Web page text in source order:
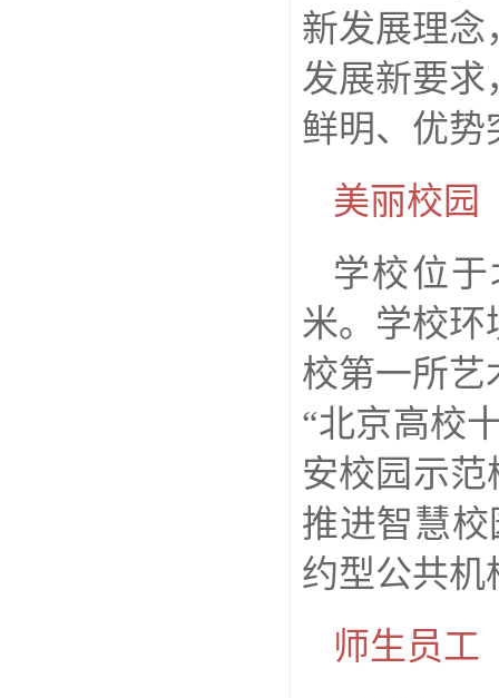
新发展理念
发展新要求
鲜明、优势
美丽校园
学校位
米。学校环
校第一所艺
“北京高校
安校园示范
推进智慧
约型公共机
师生员工